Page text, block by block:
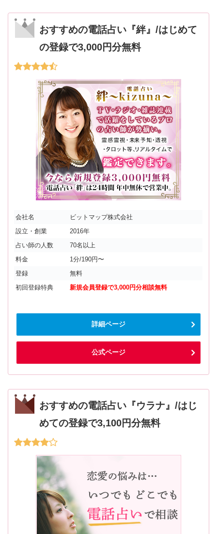
おすすめの電話占い『絆』/はじめて
の登録で3,000円分無料
会社名
ビットマップ株式会社
設立・創業
2016年
占い師の人数
70名以上
料金
1分/190円〜
登録
無料
初回登録特典
新規会員登録で3,000円分相談無料
詳細ページ
公式ページ
おすすめの電話占い『ウラナ』/はじ
めての登録で3,100円分無料